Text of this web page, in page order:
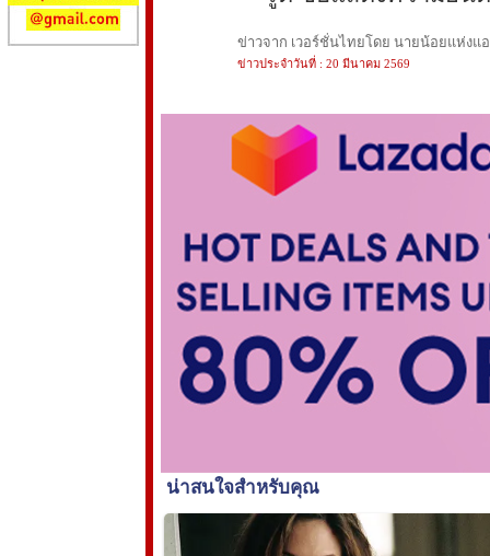
ข่าวจาก เวอร์ชั่นไทยโดย นายน้อยแห่งแ
ข่าวประจำวันที่ : 20 มีนาคม 2569